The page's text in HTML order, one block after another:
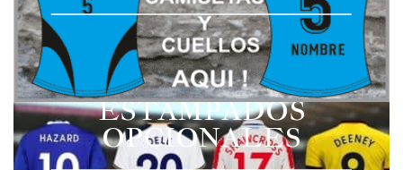
ESTAMPADOS
OPCIONALES